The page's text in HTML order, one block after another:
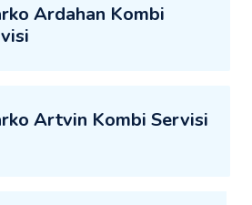
Ardahan Kombi
Artvin Kombi Servisi